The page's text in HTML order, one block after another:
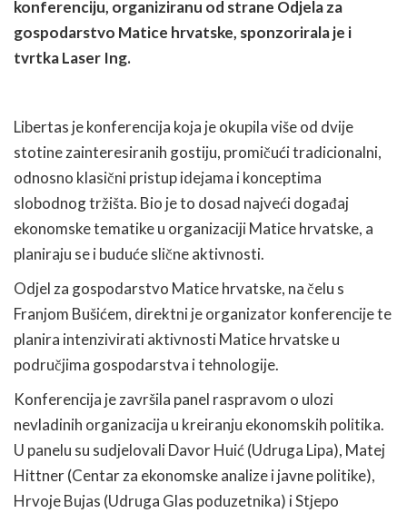
konferenciju, organiziranu od strane Odjela za
gospodarstvo Matice hrvatske, sponzorirala je i
tvrtka Laser Ing.
Libertas je konferencija koja je okupila više od dvije
stotine zainteresiranih gostiju, promičući tradicionalni,
odnosno klasični pristup idejama i konceptima
slobodnog tržišta. Bio je to dosad najveći događaj
ekonomske tematike u organizaciji Matice hrvatske, a
planiraju se i buduće slične aktivnosti.
Odjel za gospodarstvo Matice hrvatske, na čelu s
Franjom Bušićem, direktni je organizator konferencije te
planira intenzivirati aktivnosti Matice hrvatske u
područjima gospodarstva i tehnologije.
Konferencija je završila panel raspravom o ulozi
nevladinih organizacija u kreiranju ekonomskih politika.
U panelu su sudjelovali Davor Huić (Udruga Lipa), Matej
Hittner (Centar za ekonomske analize i javne politike),
Hrvoje Bujas (Udruga Glas poduzetnika) i Stjepo